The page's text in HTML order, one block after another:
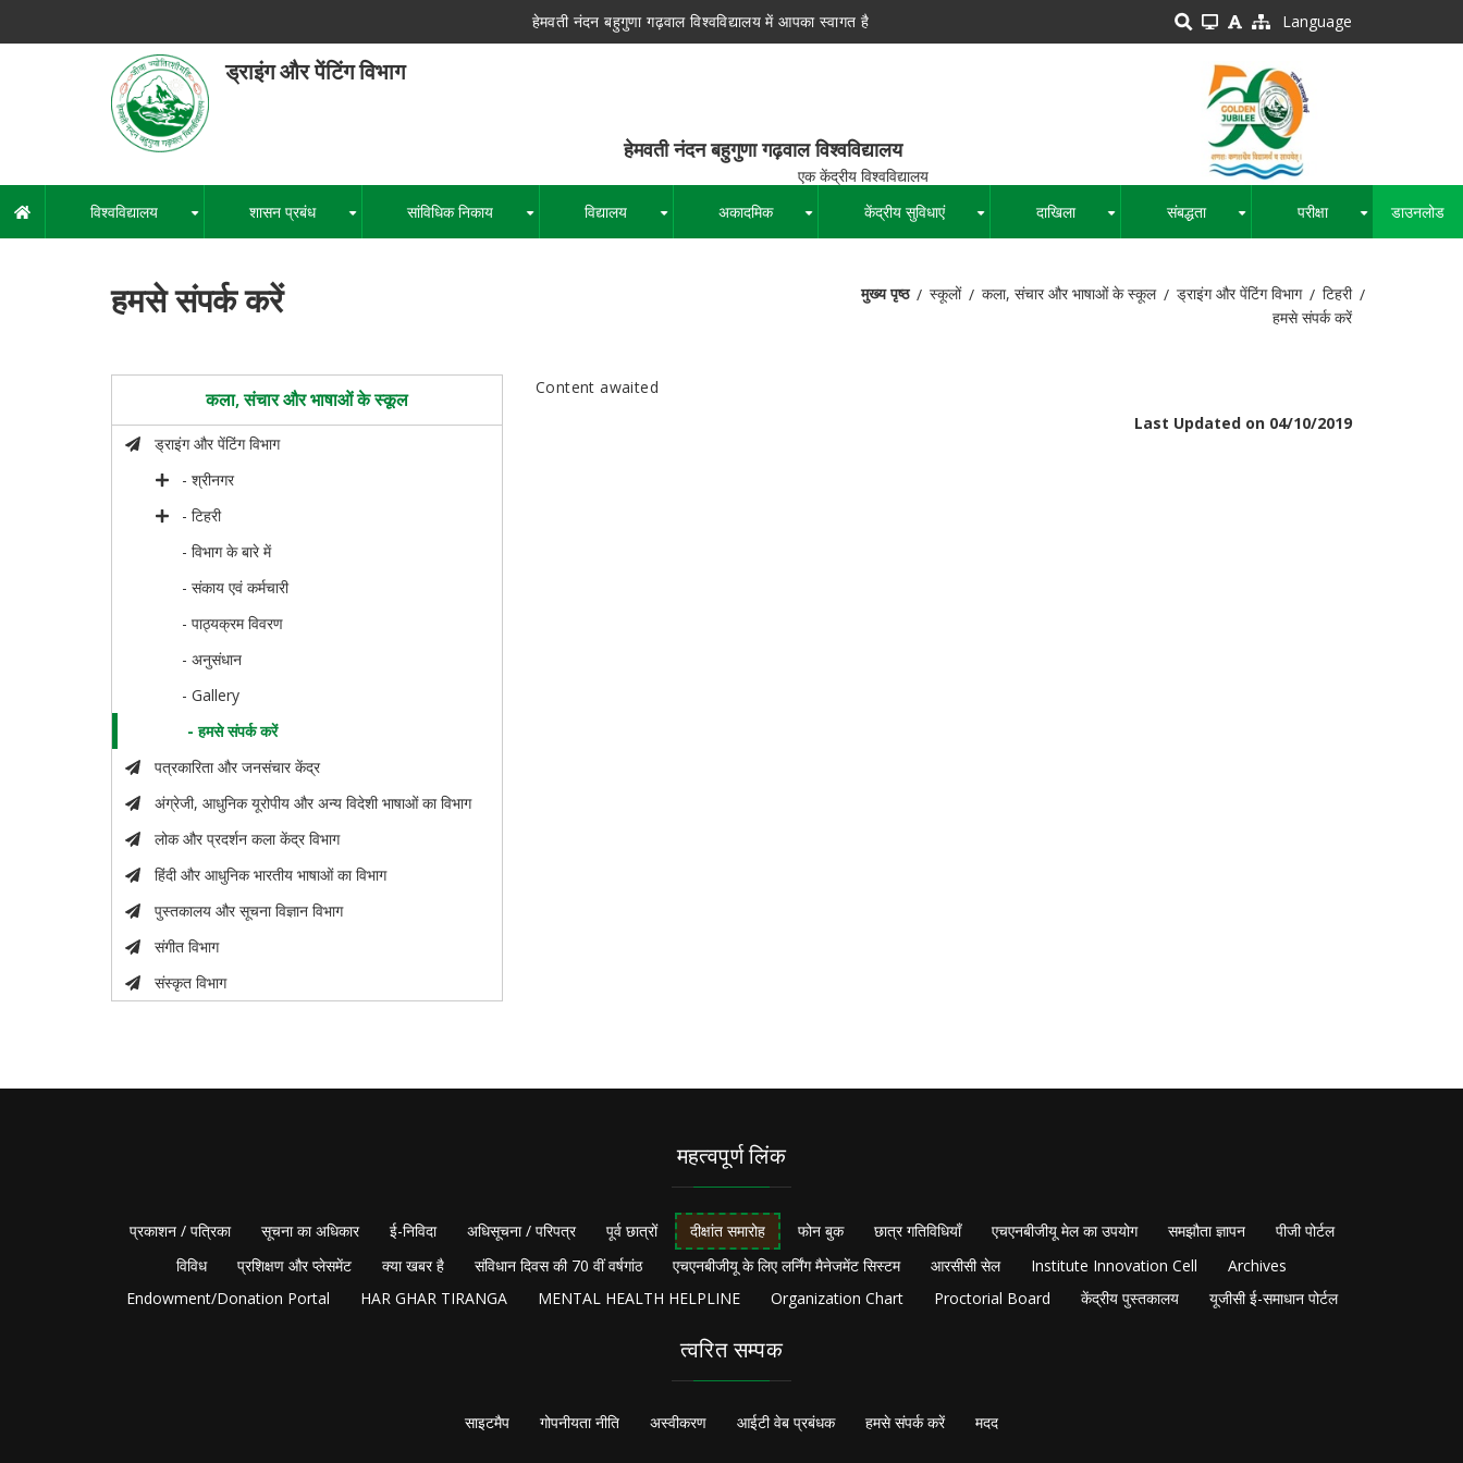
हेमवती नंदन बहुगुणा गढ़वाल विश्वविद्यालय में आपका स्वागत है Language
ड्राइंग और पेंटिंग विभाग
हेमवती नंदन बहुगुणा गढ़वाल विश्वविद्यालय
एक केंद्रीय विश्वविद्यालय
मुख्य
नेविगेशन
विश्वविद्यालय शासन प्रबंध सांविधिक निकाय विद्यालय अकादमिक केंद्रीय सुविधाएं दाखिला संबद्धता परीक्षा डाउनलोड
हमसे संपर्क करें मुख्य पृष्ठ स्कूलों कला, संचार और भाषाओं के स्कूल ड्राइंग और पेंटिंग विभाग
टिहरी
हमसे संपर्क करें
कला, संचार और भाषाओं के स्कूल
ड्राइंग और पेंटिंग विभाग
- श्रीनगर
- टिहरी
- विभाग के बारे में
- संकाय एवं कर्मचारी
- पाठ्यक्रम विवरण
- अनुसंधान
- Gallery
- हमसे संपर्क करें
पत्रकारिता और जनसंचार केंद्र
अंग्रेजी, आधुनिक यूरोपीय और अन्य विदेशी भाषाओं का विभाग
लोक और प्रदर्शन कला केंद्र विभाग
हिंदी और आधुनिक भारतीय भाषाओं का विभाग
पुस्तकालय और सूचना विज्ञान विभाग
संगीत विभाग
संस्कृत विभाग
Content awaited
Last Updated on 04/10/2019
महत्वपूर्ण लिंक
प्रकाशन / पत्रिका सूचना का अधिकार ई-निविदा अधिसूचना / परिपत्र पूर्व छात्रों दीक्षांत समारोह फोन बुक छात्र गतिविधियाँ एचएनबीजीयू मेल का उपयोग समझौता ज्ञापन
पीजी पोर्टल
विविध
प्रशिक्षण और प्लेसमेंट क्या खबर है संविधान दिवस की 70 वीं वर्षगांठ एचएनबीजीयू के लिए लर्निंग मैनेजमेंट सिस्टम आरसीसी सेल Institute Innovation Cell
Archives
Endowment/Donation Portal
HAR GHAR TIRANGA MENTAL HEALTH HELPLINE Organization Chart Proctorial Board केंद्रीय पुस्तकालय यूजीसी ई-समाधान पोर्टल
त्वरित सम्पक
साइटमैप गोपनीयता नीति अस्वीकरण आईटी वेब प्रबंधक हमसे संपर्क करें मदद